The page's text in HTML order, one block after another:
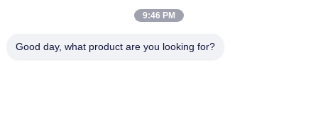
Ανοχή μήτρας εξώθησης, σπειροειδούς διαμόρφωσης,
9:46 PM
Good day, what product are you looking for?